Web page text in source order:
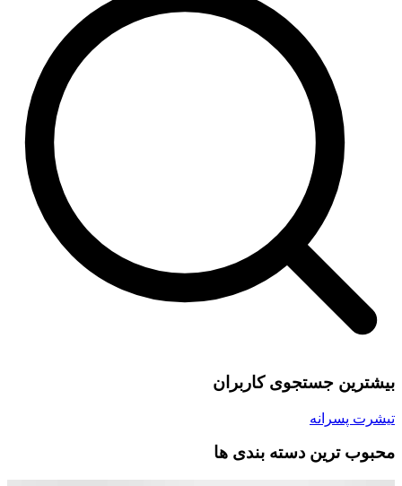
بیشترین جستجوی کاربران
تیشرت پسرانه
محبوب ترین دسته بندی ها